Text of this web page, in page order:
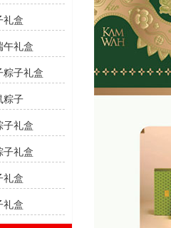
礼盒
午礼盒
粽子礼盒
粽子
子礼盒
子礼盒
礼盒
礼盒